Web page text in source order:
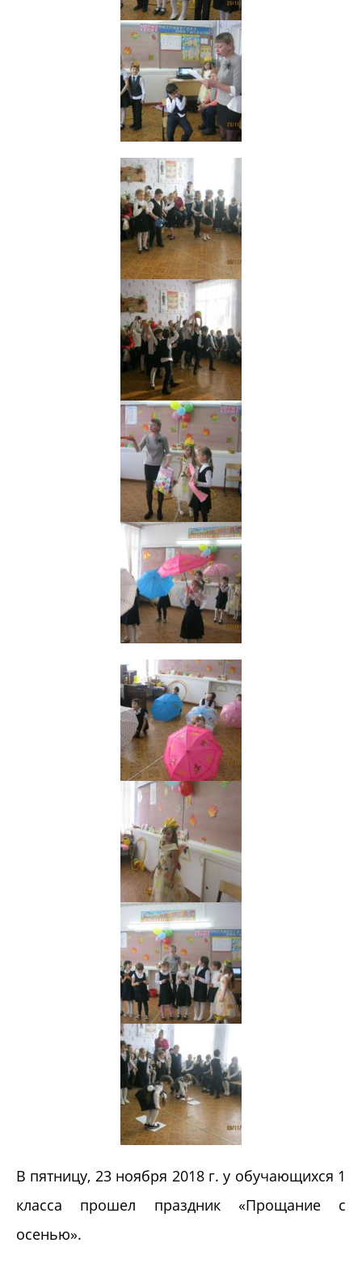
В пятницу, 23 ноября 2018 г. у обучающихся 1
класса прошел праздник «Прощание с
осенью».